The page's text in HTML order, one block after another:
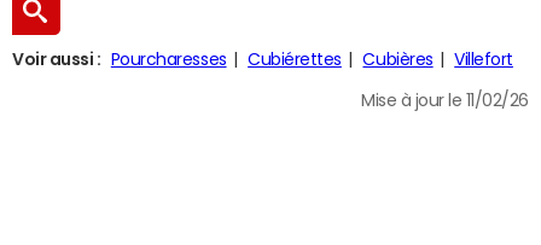
Voir aussi : Pourcharesses Cubiérettes Cubières Villefort
Mise à jour le 11/02/26